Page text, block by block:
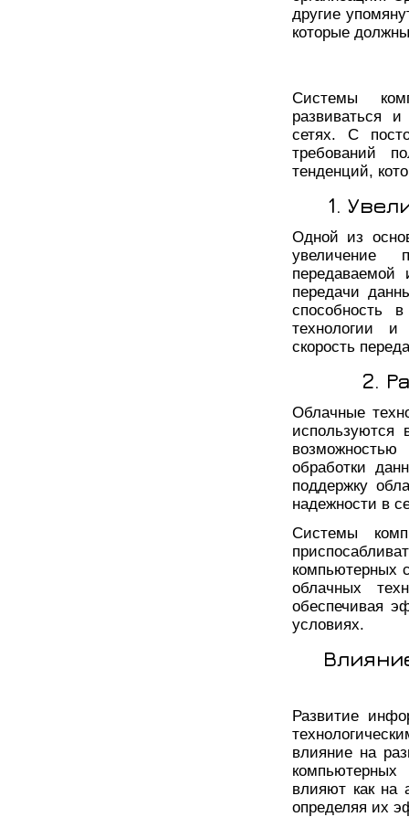
другие
которые
Системы
развиваться
сетях. С
требований
тенденций,
1.
Одной из
увеличение
передачи
способность
технологии и
скорость
2.
Облачные
используются
обработки
поддержку
надежности в
Системы
компьютерных
облачных
обеспечивая
условиях.
Развитие
влияние на
влияют как на
определяя их